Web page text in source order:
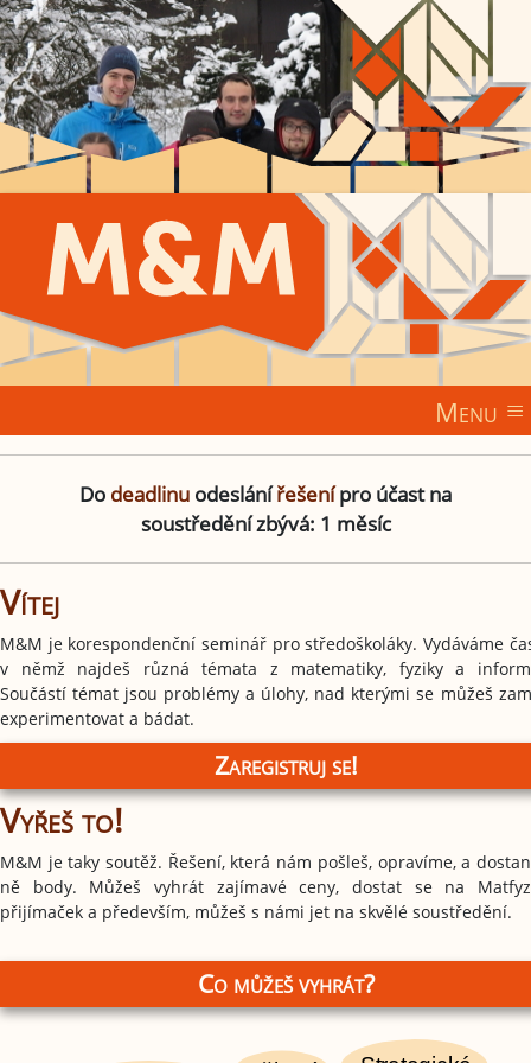
Menu
Do deadlinu odeslánířešenípro účast na
soustředění zbývá: 1 měsíc
Vítej
M&M je korespondenční seminář pro středoškoláky. Vydáváme
v němž najdeš různá témata z matematiky, fyziky a
Součástí témat jsou problémy a úlohy, nad kterými se můžeš
experimentovat a bádat.
Zaregistruj se!
Vyřeš to!
M&M je taky soutěž. Řešení, která nám pošleš, opravíme, a
ně body. Můžeš vyhrát zajímavé ceny, dostat se na
přijímaček a především, můžeš s námi jet na skvělé soustředění.
Co můžeš vyhrát?